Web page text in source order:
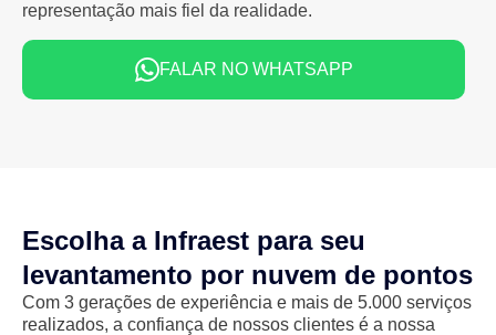
representação mais fiel da realidade.
FALAR NO WHATSAPP
Escolha a Infraest para seu
levantamento por nuvem de pontos
Com 3 gerações de experiência e mais de 5.000 serviços
realizados, a confiança de nossos clientes é a nossa